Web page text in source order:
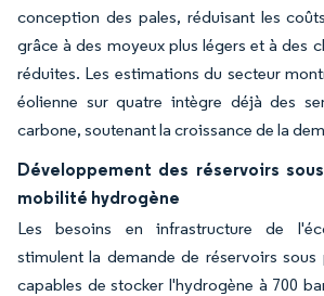
conception des pales, réduisant les
grâce à des moyeux plus légers et à des
réduites. Les estimations du secteur
éolienne sur quatre intègre déjà des
carbone, soutenant la croissance de la
Développement des réservoirs
mobilité hydrogène
Les besoins en infrastructure de
stimulent la demande de réservoirs
capables de stocker l'hydrogène à 700